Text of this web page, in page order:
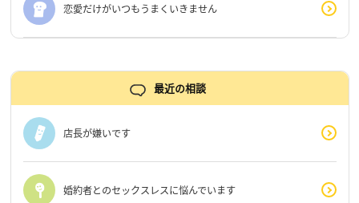
恋愛だけがいつもうまくいきません
最近の相談
店長が嫌いです
婚約者とのセックスレスに悩んでいます